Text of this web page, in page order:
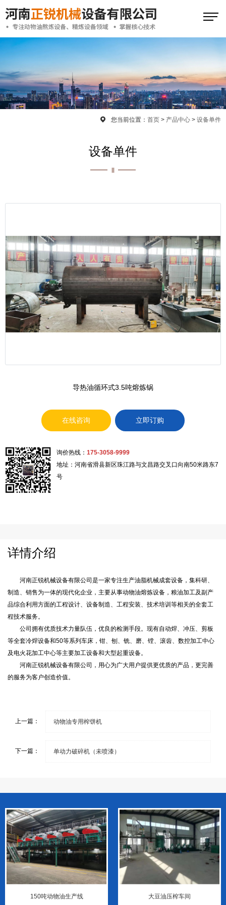
您当前位置： 首页 > 产品中心 > 设备单件
设备单件
导热油循环式3.5吨熔炼锅
在线咨询 立即订购
询价热线： 175-3058-9999
地址：河南省滑县新区珠江路与文昌路交叉口向南50米路东7
号
详情介绍
河南正锐机械设备有限公司是一家专注生产油脂机械成套设备，集科研、
制造、销售为一体的现代化企业，主要从事动物油熔炼设备，粮油加工及副产
品综合利用方面的工程设计、设备制造、工程安装、技术培训等相关的全套工
程技术服务。
公司拥有优质技术力量队伍，优良的检测手段。现有自动焊、冲压、剪板
等全套冷焊设备和50等系列车床，钳、刨、铣、磨、镗、滚齿、数控加工中心
及电火花加工中心等主要加工设备和大型起重设备。
河南正锐机械设备有限公司，用心为广大用户提供更优质的产品，更完善
的服务为客户创造价值。
上一篇： 动物油专用榨饼机
下一篇： 单动力破碎机（未喷漆）
150吨动物油生产线 大豆油压榨车间